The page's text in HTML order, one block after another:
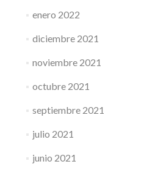
enero 2022
diciembre 2021
noviembre 2021
octubre 2021
septiembre 2021
julio 2021
junio 2021